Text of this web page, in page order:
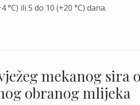
ili 5 do 10 (+20 °C) dana.
mekanog
obranog mlijeka